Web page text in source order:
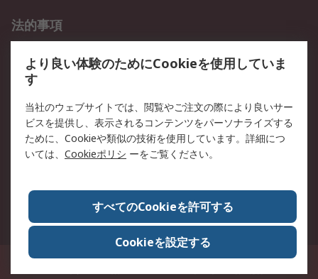
法的事項
クッキーポリシー
RSについて
会社概要
採用情報
プレスリリース＆お知ら
コーポレートサイト
全世界のRS
RSの歴史
ESGへの取り組み（英語）
認証について
〒240-0005 神奈川県横浜市保土ヶ谷区神戸町134番地 横浜ビジネスパーク ウ
より良い体験のためにCookieを使用していま
す
当社のウェブサイトでは、閲覧やご注文の際により良いサー
ビスを提供し、表示されるコンテンツをパーソナライズする
ために、Cookieや類似の技術を使用しています。詳細につ
いては、 Cookieポリシ ーをご覧ください。
すべてのCookieを許可する
Cookieを設定する